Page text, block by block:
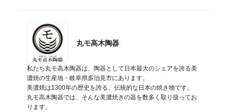
丸モ高木陶器
私たち丸モ高木陶器は、陶器として日本最大のシェアを誇る美
濃焼の生産地・岐阜県多治見市にあります。
美濃焼は1300年の歴史を誇る、伝統的な日本の焼き物です。
丸モ高木陶器では、そんな美濃焼きの器を数多く取り扱ってお
ります。